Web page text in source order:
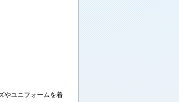
やユニフォームを着